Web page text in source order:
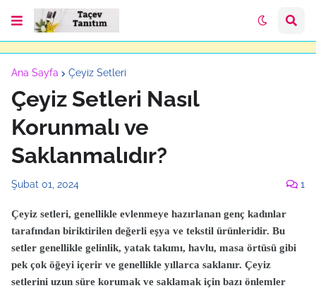
Ana Sayfa Çeyiz Setleri
Çeyiz Setleri Nasıl
Korunmalı ve
Saklanmalıdır?
Şubat 01, 2024 1
Çeyiz setleri, genellikle evlenmeye hazırlanan genç kadınlar
tarafından biriktirilen değerli eşya ve tekstil ürünleridir. Bu
setler genellikle gelinlik, yatak takımı, havlu, masa örtüsü gibi
pek çok öğeyi içerir ve genellikle yıllarca saklanır. Çeyiz
setlerini uzun süre korumak ve saklamak için bazı önlemler